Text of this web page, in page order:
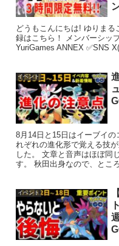
どうもこんにちは! ゆりま
録はこちら！ メンバーシッ
YuriGames ANNEX ✅SNS
イベント
8月14日と15日はイーブイ
れぞれの進化形で覚える技
した。 文章と音声はほぼ同
す。 秋田出身なので、とこ
イベント